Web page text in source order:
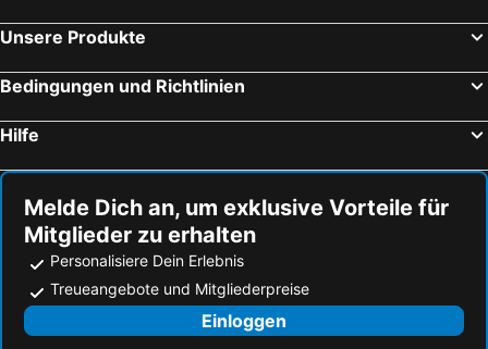
Unsere Produkte
Bedingungen und Richtlinien
Hilfe
Melde Dich an, um exklusive Vorteile für
Mitglieder zu erhalten
Personalisiere Dein Erlebnis
Treueangebote und Mitgliederpreise
Einloggen